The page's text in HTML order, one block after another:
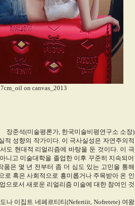
on canvas_2013
장준석(미술평론가, 한국미술비평연구소 소장)
적 성향의 작가이다. 이 극사실성은 자연주의적
도 현대적 리얼리즘에 바탕을 둔 것이다. 이 극
니고 미술대학을 졸업한 이후 꾸준히 지속되어
은 몇 년 전부터 좀 더 심도 있는 고민을 통해
로 혹은 사회적으로 흥미롭거나 주목받아 온 인
으로서 새로운 리얼리즘 미술에 대한 참여인 것
나 이집트 네페르티티(Nefertiit, Nofretete) 여왕